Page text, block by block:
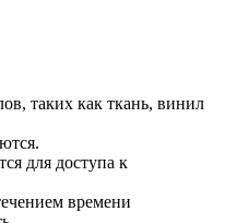
таких как ткань, винил
для доступа к
времени